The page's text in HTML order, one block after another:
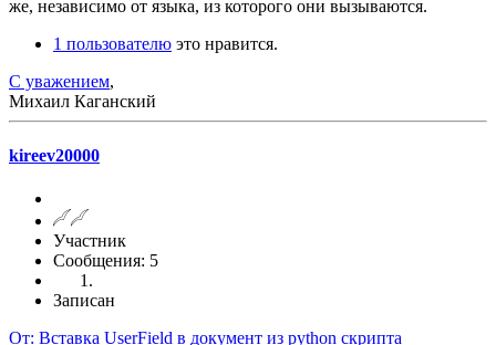
же, независимо от языка, из которого они вызываются.
1 пользователю это нравится.
С уважением,
Михаил Каганский
kireev20000
Участник
Сообщения: 5
Записан
От: Вставка UserField в документ из python скрипта